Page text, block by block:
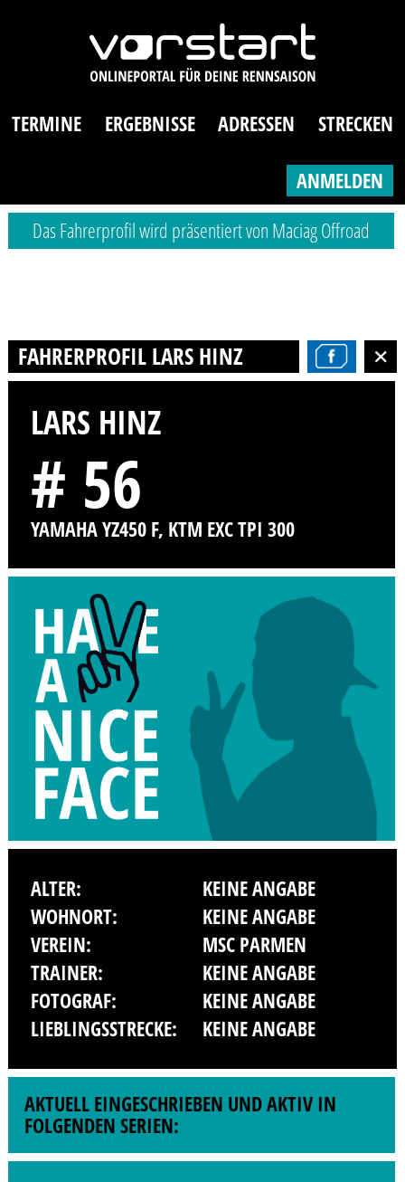
TERMINE ERGEBNISSE ADRESSEN STRECKEN
ANMELDEN
Das Fahrerprofil wird präsentiert von Maciag Offroad
FAHRERPROFIL LARS HINZ
LARS HINZ
# 56
YAMAHA YZ450 F, KTM EXC TPI 300
ALTER:
KEINE ANGABE
WOHNORT:
KEINE ANGABE
VEREIN:
MSC PARMEN
TRAINER:
KEINE ANGABE
FOTOGRAF:
KEINE ANGABE
LIEBLINGSSTRECKE:
KEINE ANGABE
AKTUELL EINGESCHRIEBEN UND AKTIV IN
FOLGENDEN SERIEN: